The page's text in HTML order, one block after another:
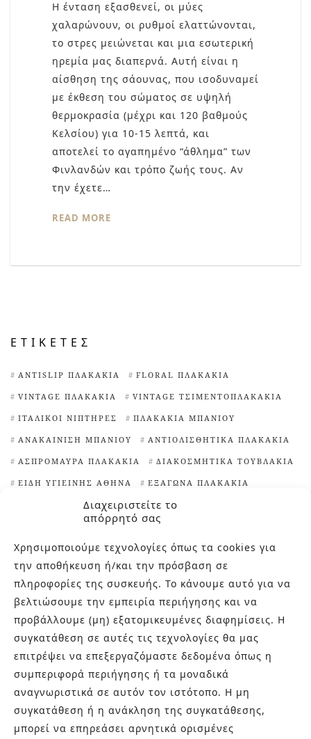
Διαχειριστείτε το
απόρρητό σας
Χρησιμοποιούμε τεχνολογίες όπως τα cookies για
την αποθήκευση ή/και την πρόσβαση σε
πληροφορίες της συσκευής. Το κάνουμε αυτό για να
βελτιώσουμε την εμπειρία περιήγησης και να
προβάλλουμε (μη) εξατομικευμένες διαφημίσεις. Η
συγκατάθεση σε αυτές τις τεχνολογίες θα μας
επιτρέψει να επεξεργαζόμαστε δεδομένα όπως η
συμπεριφορά περιήγησης ή τα μοναδικά
αναγνωριστικά σε αυτόν τον ιστότοπο. Η μη
συγκατάθεση ή η ανάκληση της συγκατάθεσης,
μπορεί να επηρεάσει αρνητικά ορισμένες
Η ένταση εξασθενεί, οι μύες
χαλαρώνουν, οι ρυθμοί ελαττώνονται,
το στρες μειώνεται και μια εσωτερική
ηρεμία μας διαπερνά. Αυτή είναι η
αίσθηση της σάουνας, που ισοδυναμεί
με έκθεση του σώματος σε υψηλή
θερμοκρασία (μέχρι και 120 βαθμούς
Κελσίου) για 10-15 λεπτά, και
αποτελεί το αγαπημένο “άθλημα” των
Φινλανδών και τρόπο ζωής τους. Αν
την έχετε…
READ MORE
ΕΤΙΚΈΤΕΣ
ANTISLIP ΠΛΑΚΆΚΙΑ FLORAL ΠΛΑΚΆΚΙΑ
VINTAGE ΠΛΑΚΆΚΙΑ VINTAGE ΤΣΙΜΕΝΤΟΠΛΑΚΆΚΙΑ
ΙΤΑΛΙΚΟΊ ΝΙΠΤΉΡΕΣ ΠΛΑΚΆΚΙΑ ΜΠΆΝΙΟΥ
ΑΝΑΚΑΊΝΙΣΗ ΜΠΆΝΙΟΥ ΑΝΤΙΟΛΙΣΘΗΤΙΚΆ ΠΛΑΚΆΚΙΑ
ΑΣΠΡΌΜΑΥΡΑ ΠΛΑΚΆΚΙΑ ΔΙΑΚΟΣΜΗΤΙΚΆ ΤΟΥΒΛΆΚΙΑ
ΕΊΔΗ ΥΓΙΕΙΝΉΣ ΑΘΉΝΑ ΕΞΆΓΩΝΑ ΠΛΑΚΆΚΙΑ
ΙΔΈΕΣ ΓΙΑ ΠΛΑΚΆΚΙΑ ΚΟΥΖΊΝΑΣ
ΙΔΙΑΊΤΕΡΑ ΠΛΑΚΆΚΙΑ
ΙΔΙΑΊΤΕΡΑ ΠΛΑΚΆΚΙΑ ΚΟΥΖΊΝΑΣ
ΙΔΙΑΊΤΕΡΕΣ ΨΗΦΊΔΕΣ ΠΙΣΊΝΑΣ
ΚΑΘΑΡΙΣΤΙΚΌ ΑΛΆΤΩΝ ΜΑΡΟΚΙΝΆ ΠΛΑΚΆΚΙΑ
ΝΙΠΤΉΡΕΣ ΜΠΆΝΙΟΥ
ΠΛΑΚΆΚΙΑ TERRAZZO ΠΛΑΚΆΚΙΑ ΑΠΟΜΊΜΗΣΗ ΞΎΛΟΥ
ΠΛΑΚΆΚΙΑ ΓΙΑ ΕΠΈΝΔΥΣΗ ΤΟΊΧΩΝ
ΠΛΑΚΆΚΙΑ ΕΞΩΤΕΡΙΚΟΎ ΧΏΡΟΥ ΠΛΑΚΆΚΙΑ ΚΟΥΖΊΝΑΣ
ΠΛΑΚΆΚΙΑ ΜΕ ΓΕΩΜΕΤΡΙΚΆ ΣΧΈΔΙΑ